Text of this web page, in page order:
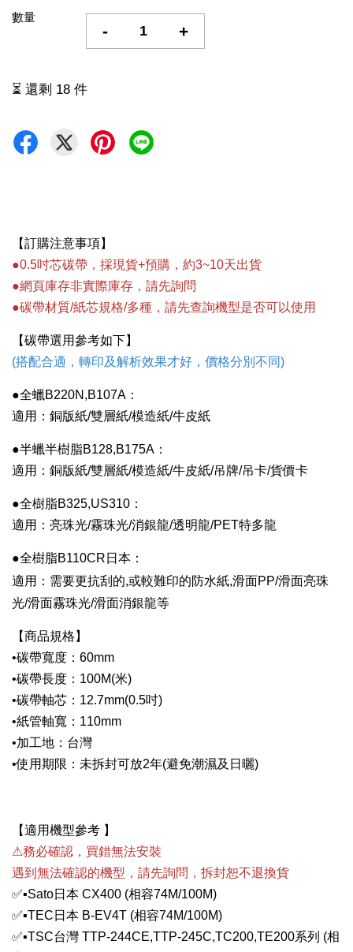
數量
- +
⏳ 還剩 18 件
【訂購注意事項】
●0.5吋芯碳帶，採現貨+預購，約3~10天出貨
●網頁庫存非實際庫存，請先詢問
●碳帶材質/紙芯規格/多種，請先查詢機型是否可以使用
【碳帶選用參考如下】
(搭配合適，轉印及解析效果才好，價格分別不同)
●全蠟B220N,B107A：
適用：銅版紙/雙層紙/模造紙/牛皮紙
●半蠟半樹脂B128,B175A：
適用：銅版紙/雙層紙/模造紙/牛皮紙/吊牌/吊卡/貨價卡
●全樹脂B325,US310：
適用：亮珠光/霧珠光/消銀龍/透明龍/PET特多龍
●全樹脂B110CR日本：
適用：需要更抗刮的,或較難印的防水紙,滑面PP/滑面亮珠
光/滑面霧珠光/滑面消銀龍等
【商品規格】
•碳帶寬度：60mm
•碳帶長度：100M(米)
•碳帶軸芯：12.7mm(0.5吋)
•紙管軸寬：110mm
•加工地：台灣
•使用期限：未拆封可放2年(避免潮濕及日曬)
【適用機型參考 】
⚠務必確認，買錯無法安裝
遇到無法確認的機型，請先詢問，拆封恕不退換貨
✅▪Sato日本 CX400 (相容74M/100M)
✅▪TEC日本 B-EV4T (相容74M/100M)
✅▪TSC台灣 TTP-244CE,TTP-245C,TC200,TE200系列 (相